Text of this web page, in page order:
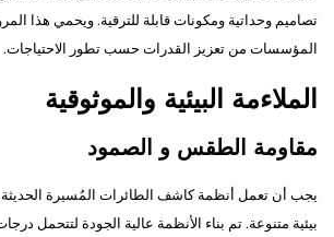
تصاميم وحداتية ومكونات قابلة للترقية. ويحمي هذا
المؤسسات من تعزيز القدرات حسب تطور الاحتياجات.
الملاءمة البيئية والموثوقية
مقاومة الطقس و الصمود
يجب أن تعمل أنظمة كاشف الطائرات المُسيرة
بيئية متنوعة. تم بناء الأنظمة عالية الجودة لتتحمل